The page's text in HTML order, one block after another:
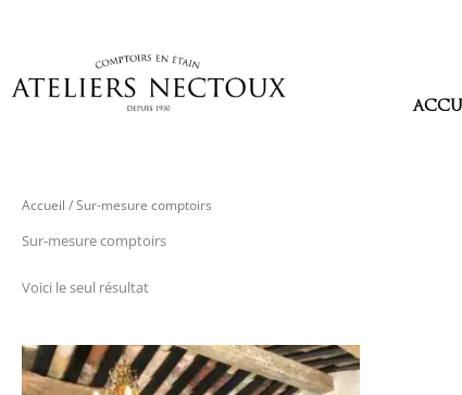
Accueil / Sur-mesure comptoirs
Sur-mesure comptoirs
Voici le seul résultat